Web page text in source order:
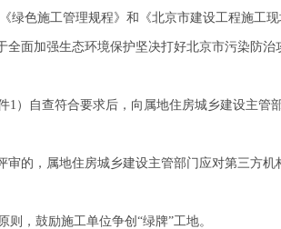
色施工管理规程》和《北京市建设工程施工现
面加强生态环境保护坚决打好北京市污染防治
自查符合要求后，向属地住房城乡建设主管
，属地住房城乡建设主管部门应对第三方机
，鼓励施工单位争创“绿牌”工地。